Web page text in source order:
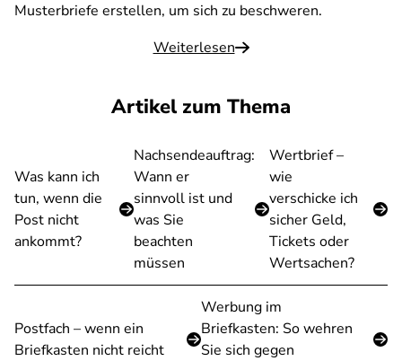
Musterbriefe erstellen, um sich zu beschweren.
Weiterlesen
Artikel zum Thema
Was kann ich
tun, wenn die
Post nicht
ankommt?
Nachsendeauftrag:
Wann er
sinnvoll ist und
was Sie
beachten
müssen
Wertbrief –
wie
verschicke ich
sicher Geld,
Tickets oder
Wertsachen?
Postfach – wenn ein
Briefkasten nicht reicht
Werbung im
Briefkasten: So wehren
Sie sich gegen